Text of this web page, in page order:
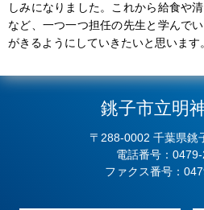
しみになりました。これから給食や
など、一つ一つ担任の先生と学んで
がきるようにしていきたいと思います。
銚子市立明
〒288-0002 千葉県銚
電話番号：
ファクス番号：